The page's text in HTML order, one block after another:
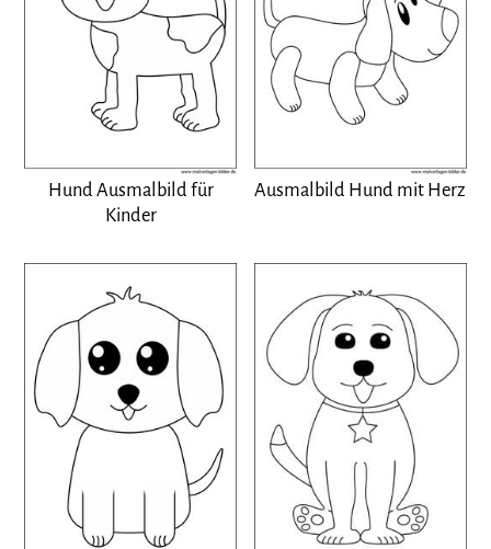
Hund Ausmalbild für
Kinder
Ausmalbild Hund mit Herz